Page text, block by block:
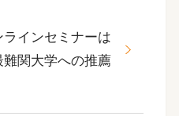
ラインセミナーは
関大学への推薦